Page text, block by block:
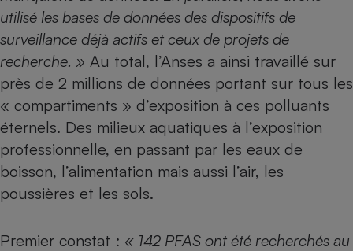
utilisé les bases de données des dispositifs de
surveillance déjà actifs et ceux de projets de
recherche. » Au total, l’Anses a ainsi travaillé sur
près de 2 millions de données portant sur tous les
« compartiments » d’exposition à ces polluants
éternels. Des milieux aquatiques à l’exposition
professionnelle, en passant par les eaux de
boisson, l’alimentation mais aussi l’air, les
poussières et les sols.
Premier constat : « 142 PFAS ont été recherchés au